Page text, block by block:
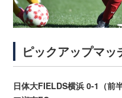
ピックアップマッ
日体大FIELDS横浜 0-1（前